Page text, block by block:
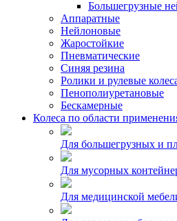
Большегрузные
Аппаратные
Нейлоновые
Жаростойкие
Пневматические
Синяя резина
Ролики и рулевые
Пенополиуретановые
Бескамерные
Колеса по области
Для большегрузных и
Для мусорных
Для медицинской